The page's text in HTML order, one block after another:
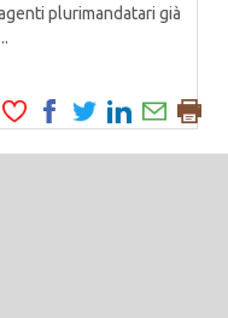
plurimandatari già